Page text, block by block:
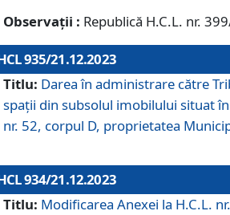
Observații : Republică H.C.L. nr.
935/21.12.2023
Titlu: Darea în administrare către
spații din subsolul imobilului situat
nr. 52, corpul D, proprietatea
934/21.12.2023
Titlu: Modificarea Anexei la H.C.L.